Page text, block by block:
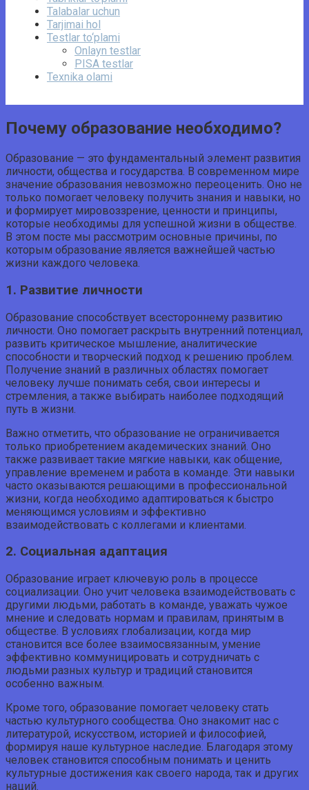
Talabalar uchun
Tarjimai hol
Testlar to‘plami
Onlayn testlar
PISA testlar
Texnika olami
Почему образование необходимо?
Образование — это фундаментальный элемент развития
личности, общества и государства. В современном мире
значение образования невозможно переоценить. Оно не
только помогает человеку получить знания и навыки, но
и формирует мировоззрение, ценности и принципы,
которые необходимы для успешной жизни в обществе.
В этом посте мы рассмотрим основные причины, по
которым образование является важнейшей частью
жизни каждого человека.
1. Развитие личности
Образование способствует всестороннему развитию
личности. Оно помогает раскрыть внутренний потенциал,
развить критическое мышление, аналитические
способности и творческий подход к решению проблем.
Получение знаний в различных областях помогает
человеку лучше понимать себя, свои интересы и
стремления, а также выбирать наиболее подходящий
путь в жизни.
Важно отметить, что образование не ограничивается
только приобретением академических знаний. Оно
также развивает такие мягкие навыки, как общение,
управление временем и работа в команде. Эти навыки
часто оказываются решающими в профессиональной
жизни, когда необходимо адаптироваться к быстро
меняющимся условиям и эффективно
взаимодействовать с коллегами и клиентами.
2. Социальная адаптация
Образование играет ключевую роль в процессе
социализации. Оно учит человека взаимодействовать с
другими людьми, работать в команде, уважать чужое
мнение и следовать нормам и правилам, принятым в
обществе. В условиях глобализации, когда мир
становится все более взаимосвязанным, умение
эффективно коммуницировать и сотрудничать с
людьми разных культур и традиций становится
особенно важным.
Кроме того, образование помогает человеку стать
частью культурного сообщества. Оно знакомит нас с
литературой, искусством, историей и философией,
формируя наше культурное наследие. Благодаря этому
человек становится способным понимать и ценить
культурные достижения как своего народа, так и других
наций.